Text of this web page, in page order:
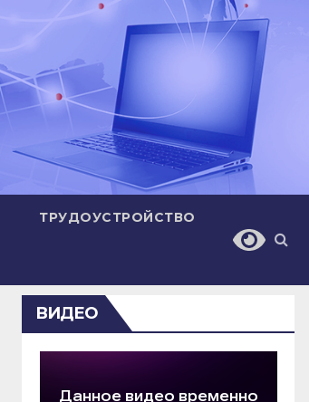
ТРУДОУСТРОЙСТВО
ВИДЕО